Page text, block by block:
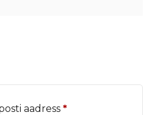
aadress *Nõutud